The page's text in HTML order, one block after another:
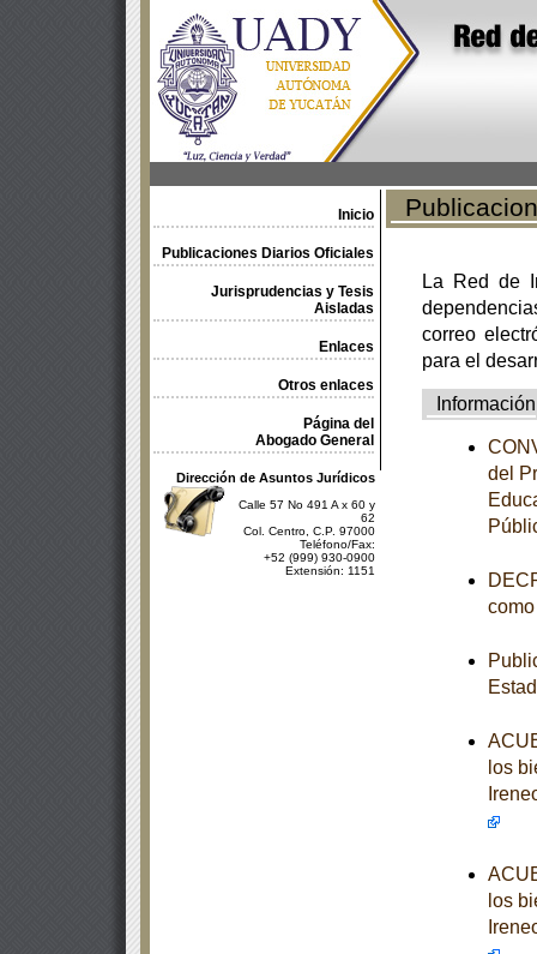
Inicio
Publicaciones Diarios Oficiales
Jurisprudencias y Tesis
Aisladas
Enlaces
Otros enlaces
Página del
Abogado General
Dirección de Asuntos Jurídicos
Calle 57 No 491 A x 60 y
62
Col. Centro, C.P. 97000
Teléfono/Fax:
+52 (999) 930-0900
Extensión: 1151
La Red de
correo
para el
Información
del
los
los